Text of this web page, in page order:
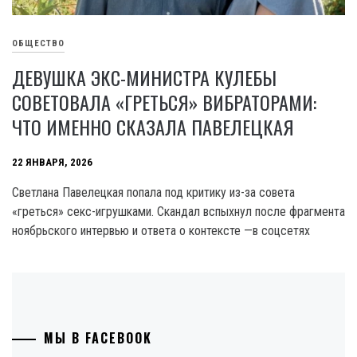
ОБЩЕСТВО
ДЕВУШКА ЭКС-МИНИСТРА КУЛЕБЫ
СОВЕТОВАЛА «ГРЕТЬСЯ» ВИБРАТОРАМИ:
ЧТО ИМЕННО СКАЗАЛА ПАВЕЛЕЦКАЯ
22 ЯНВАРЯ, 2026
Светлана Павелецкая попала под критику из-за совета
«греться» секс-игрушками. Скандал вспыхнул после фрагмента
ноябрьского интервью и ответа о контексте —в соцсетях
МЫ В FACEBOOK